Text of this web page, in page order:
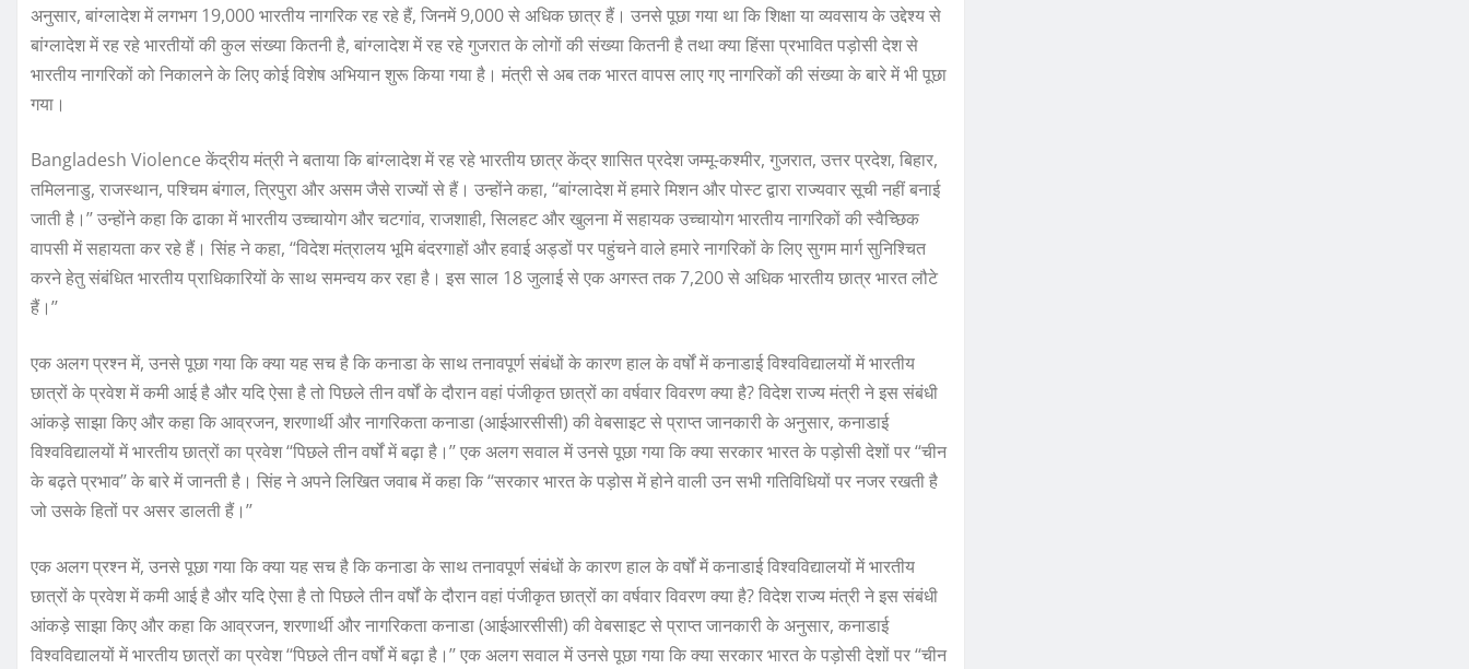
अनुसार, बांग्लादेश में लगभग 19,000 भारतीय नागरिक रह रहे हैं, जिनमें 9,000 से अधिक छात्र हैं। उनसे पूछा गया था कि शिक्षा या व्यवसाय के उद्देश्य से
बांग्लादेश में रह रहे भारतीयों की कुल संख्या कितनी है, बांग्लादेश में रह रहे गुजरात के लोगों की संख्या कितनी है तथा क्या हिंसा प्रभावित पड़ोसी देश से
भारतीय नागरिकों को निकालने के लिए कोई विशेष अभियान शुरू किया गया है। मंत्री से अब तक भारत वापस लाए गए नागरिकों की संख्या के बारे में भी पूछा
गया।
Bangladesh Violence केंद्रीय मंत्री ने बताया कि बांग्लादेश में रह रहे भारतीय छात्र केंद्र शासित प्रदेश जम्मू-कश्मीर, गुजरात, उत्तर प्रदेश, बिहार,
तमिलनाडु, राजस्थान, पश्चिम बंगाल, त्रिपुरा और असम जैसे राज्यों से हैं। उन्होंने कहा, ‘‘बांग्लादेश में हमारे मिशन और पोस्ट द्वारा राज्यवार सूची नहीं बनाई
जाती है।’’ उन्होंने कहा कि ढाका में भारतीय उच्चायोग और चटगांव, राजशाही, सिलहट और खुलना में सहायक उच्चायोग भारतीय नागरिकों की स्वैच्छिक
वापसी में सहायता कर रहे हैं। सिंह ने कहा, ‘‘विदेश मंत्रालय भूमि बंदरगाहों और हवाई अड्डों पर पहुंचने वाले हमारे नागरिकों के लिए सुगम मार्ग सुनिश्चित
करने हेतु संबंधित भारतीय प्राधिकारियों के साथ समन्वय कर रहा है। इस साल 18 जुलाई से एक अगस्त तक 7,200 से अधिक भारतीय छात्र भारत लौटे
हैं।’’
एक अलग प्रश्न में, उनसे पूछा गया कि क्या यह सच है कि कनाडा के साथ तनावपूर्ण संबंधों के कारण हाल के वर्षों में कनाडाई विश्वविद्यालयों में भारतीय
छात्रों के प्रवेश में कमी आई है और यदि ऐसा है तो पिछले तीन वर्षों के दौरान वहां पंजीकृत छात्रों का वर्षवार विवरण क्या है? विदेश राज्य मंत्री ने इस संबंधी
आंकड़े साझा किए और कहा कि आव्रजन, शरणार्थी और नागरिकता कनाडा (आईआरसीसी) की वेबसाइट से प्राप्त जानकारी के अनुसार, कनाडाई
विश्वविद्यालयों में भारतीय छात्रों का प्रवेश ‘‘पिछले तीन वर्षों में बढ़ा है।’’ एक अलग सवाल में उनसे पूछा गया कि क्या सरकार भारत के पड़ोसी देशों पर ‘‘चीन
के बढ़ते प्रभाव’’ के बारे में जानती है। सिंह ने अपने लिखित जवाब में कहा कि ‘‘सरकार भारत के पड़ोस में होने वाली उन सभी गतिविधियों पर नजर रखती है
जो उसके हितों पर असर डालती हैं।’’
एक अलग प्रश्न में, उनसे पूछा गया कि क्या यह सच है कि कनाडा के साथ तनावपूर्ण संबंधों के कारण हाल के वर्षों में कनाडाई विश्वविद्यालयों में भारतीय
छात्रों के प्रवेश में कमी आई है और यदि ऐसा है तो पिछले तीन वर्षों के दौरान वहां पंजीकृत छात्रों का वर्षवार विवरण क्या है? विदेश राज्य मंत्री ने इस संबंधी
आंकड़े साझा किए और कहा कि आव्रजन, शरणार्थी और नागरिकता कनाडा (आईआरसीसी) की वेबसाइट से प्राप्त जानकारी के अनुसार, कनाडाई
विश्वविद्यालयों में भारतीय छात्रों का प्रवेश ‘‘पिछले तीन वर्षों में बढ़ा है।’’ एक अलग सवाल में उनसे पूछा गया कि क्या सरकार भारत के पड़ोसी देशों पर ‘‘चीन